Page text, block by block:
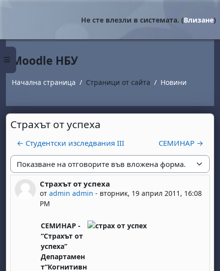
Страничен панел
Не сте влезли в системата. (Влизане)
Moodle НБУ
Начална страница Страници от сайта Новини
Страхът от успеха
← Студентски изследвания ІІI СЕМИНАР →
Начин на показване
Страхът от успеха
от admin admin - вторник, 19 април 2011, 16:08
PM
Number of replies: 0
CЕМИНАР -
“Страхът от
успеха”
Департамен
т“Когнитивн